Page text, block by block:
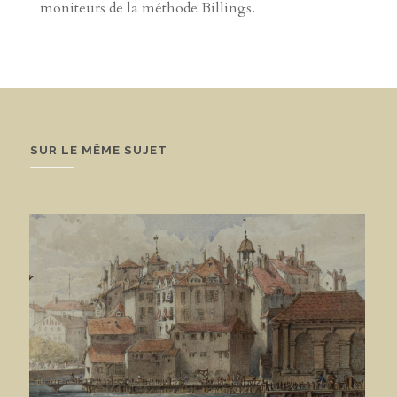
moniteurs de la méthode Billings.
SUR LE MÊME SUJET